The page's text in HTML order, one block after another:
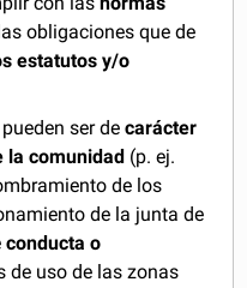
obligaciones que de
estatutos y/o
ser decarácter
la comunidad (p. ej.
de los
de la junta de
conducta o
de uso de las zonas